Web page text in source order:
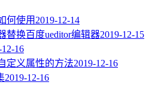
何使用 2019-12-14
替换百度ueditor编辑器2019-12-15
12-16
定义属性的方法2019-12-16
2019-12-16